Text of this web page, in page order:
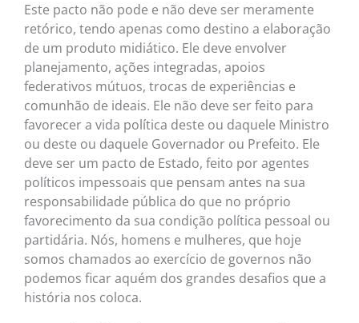
Este pacto não pode e não deve ser meramente
retórico, tendo apenas como destino a elaboração
de um produto midiático. Ele deve envolver
planejamento, ações integradas, apoios
federativos mútuos, trocas de experiências e
comunhão de ideais. Ele não deve ser feito para
favorecer a vida política deste ou daquele Ministro
ou deste ou daquele Governador ou Prefeito. Ele
deve ser um pacto de Estado, feito por agentes
políticos impessoais que pensam antes na sua
responsabilidade pública do que no próprio
favorecimento da sua condição política pessoal ou
partidária. Nós, homens e mulheres, que hoje
somos chamados ao exercício de governos não
podemos ficar aquém dos grandes desafios que a
história nos coloca.